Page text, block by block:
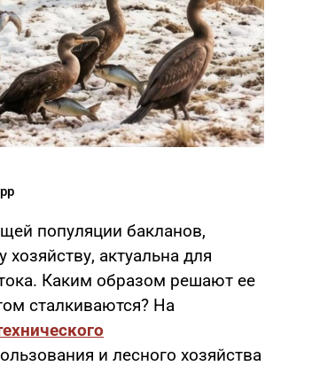
популяции бакланов,
актуальна для
Каким образом решают ее
сталкиваются? На
и лесного хозяйства